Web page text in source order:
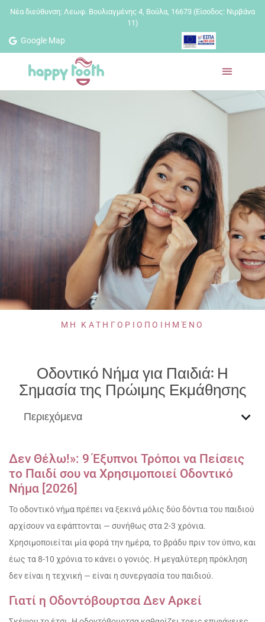
Nέα διεύθυνση: Λεωφ. Βουλιαγμένης 4, Βούλα, 16673 (Είσοδος: Νιρβάνα
11)
Google Map
ΜΗ ΚΑΤΗΓΟΡΙΟΠΟΙΗΜΈΝΟ
Οδοντικό Νήμα για Παιδιά: Η
Σημασία της Πρώιμης Εκμάθησης
Περιεχόμενα
Δεν Θέλω!»: 9 Έξυπνοι Τρόποι να Πείσεις
το Παιδί σου να Χρησιμοποιεί Οδοντικό
Νήμα [2026]
Το οδοντικό νήμα πρέπει να ξεκινά μόλις δύο δόντια του παιδιού
αρχίσουν να εφάπτονται — συνήθως στα 2-3 χρόνια.
Χρησιμοποιείται μία φορά την ημέρα, το βράδυ πριν τον ύπνο, και
έως τα 8-10 χρόνια το κάνει ο γονιός. Η μεγαλύτερη πρόκληση
δεν είναι η τεχνική — είναι η συνεργασία του παιδιού.
Γιατί η Οδοντόβουρτσα Δεν Αρκεί